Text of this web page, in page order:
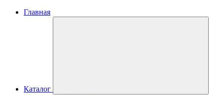
Главная
Каталог